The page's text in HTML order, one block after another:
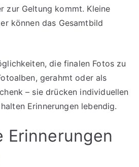
zur Geltung kommt. Kleine
können das Gesamtbild
die finalen Fotos zu
gerahmt oder als
– sie drücken individuellen
Erinnerungen lebendig.
Erinnerungen